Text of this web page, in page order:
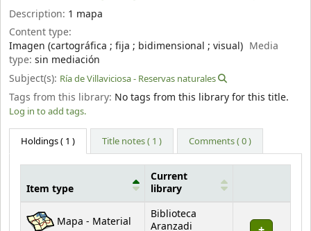
Description: 1 mapa
Content type:
Imagen (cartográfica ; fija ; bidimensional ; visual) Media
type: sin mediación
Subject(s): Ría de Villaviciosa - Reservas naturales
Tags from this library: No tags from this library for this title.
Log in to add tags.
Holdings( 1 ) Title notes ( 1 ) Comments ( 0 )
Holdings
Item type
Current
library
Mapa - Material
Biblioteca
Aranzadi